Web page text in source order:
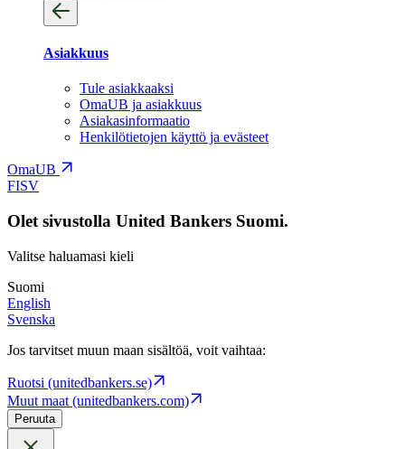
Asiakkuus
Tule asiakkaaksi
OmaUB ja asiakkuus
Asiakasinformaatio
Henkilötietojen käyttö ja evästeet
OmaUB
FISV
Olet sivustolla United Bankers Suomi.
Valitse haluamasi kieli
Suomi
English
Svenska
Jos tarvitset muun maan sisältöä, voit vaihtaa:
Ruotsi (unitedbankers.se)
Muut maat (unitedbankers.com)
Peruuta